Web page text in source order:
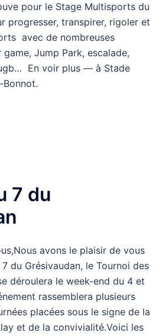
pour le Stage Multisports du
progresser, transpirer, rigoler et
avec de nombreuses
Jump Park, escalade,
En voir plus — à Stade
Bonnot.
7 du
avons le plaisir de vous
du Grésivaudan, le Tournoi des
déroulera le week-end du 4 et
rassemblera plusieurs
placées sous le signe de la
et de la convivialité.Voici les